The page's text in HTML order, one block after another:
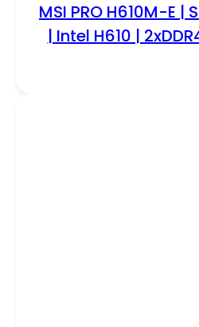
MSI PRO H610M-E |
| Intel H610 |